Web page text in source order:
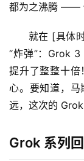
都为之沸腾 ——
就在 [具体
“炸弹”：Grok
提升了整整十倍
心。要知道，马
远，这次的
Grok 系列